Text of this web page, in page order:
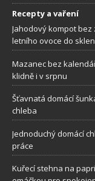
Recepty a vaření
Jahodový kompot
letního ovoce do
Mazanec bez
klidně i v srpnu
Šťavnatá domácí
chleba
Jednoduchý domácí
práce
Kuřecí stehna na